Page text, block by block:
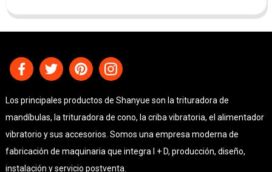
Los principales productos de Shanyue son la trituradora de
mandíbulas, la trituradora de cono, la criba vibratoria, el alimentador
vibratorio y sus accesorios. Somos una empresa moderna de
fabricación de maquinaria que integra I + D, producción, diseño,
instalación y servicio postventa.